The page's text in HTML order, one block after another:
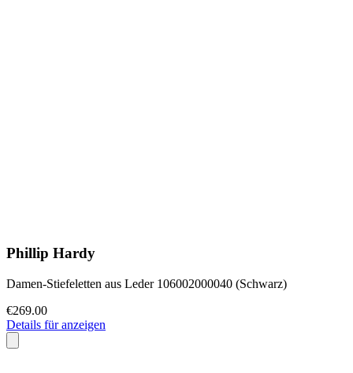
Phillip Hardy
Damen-Stiefeletten aus Leder 106002000040 (Schwarz)
€269.00
Details für anzeigen